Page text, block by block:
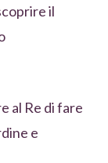
il
al Re di fare
e